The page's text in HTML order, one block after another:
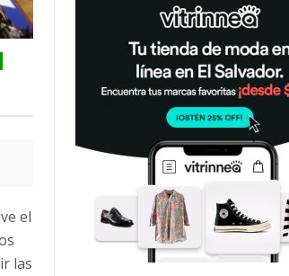
el
las